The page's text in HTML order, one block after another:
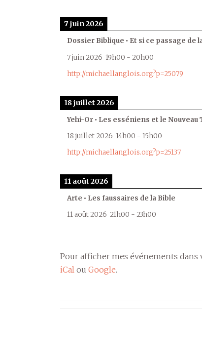
7 juin 2026
Dossier Biblique • Et si ce passage de
7 juin 2026 19h00 - 20h00
http://michaellanglois.org?p=25079
18 juillet 2026
Yehi-Or • Les esséniens et le
18 juillet 2026 14h00 - 15h00
http://michaellanglois.org?p=25137
11 août 2026
Arte • Les faussaires de la Bible
11 août 2026 21h00 - 23h00
Pour afficher mes événements
iCal ou Google.